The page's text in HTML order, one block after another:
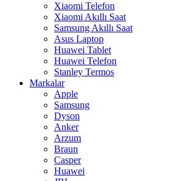
Xiaomi Telefon
Xiaomi Akıllı Saat
Samsung Akıllı Saat
Asus Laptop
Huawei Tablet
Huawei Telefon
Stanley Termos
Markalar
Apple
Samsung
Dyson
Anker
Arzum
Braun
Casper
Huawei